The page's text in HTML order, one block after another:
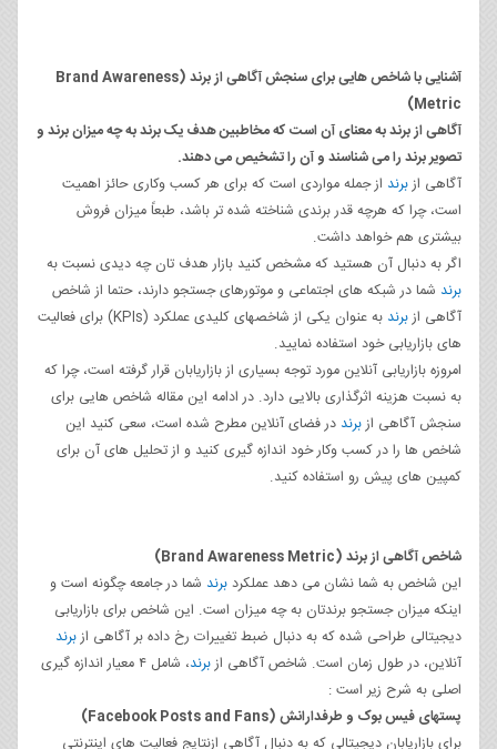
آشنایی با شاخص هایی برای سنجش آگاهی از برند (Brand Awareness
Metric)
آگاهی از برند به معنای آن است که مخاطبین هدف یک برند به چه میزان برند و
تصویر برند را می شناسند و آن را تشخیص می دهند.
آگاهی ازبرند از جمله مواردی است که برای هر کسب وکاری حائز اهمیت
است، چرا که هرچه قدر برندی شناخته شده تر باشد، طبعاً میزان فروش
بیشتری هم خواهد داشت.
اگر به دنبال آن هستید که مشخص کنید بازار هدف تان چه دیدی نسبت به
برند شما در شبکه های اجتماعی و موتورهای جستجو دارند، حتما از شاخص
آگاهی ازبرند
به عنوان یکی از شاخصهای کلیدی عملکرد (KPIs) برای فعالیت
های بازاریابی خود استفاده نمایید.
امروزه بازاریابی آنلاین مورد توجه بسیاری از بازاریابان قرار گرفته است، چرا که
به نسبت هزینه اثرگذاری بالایی دارد. در ادامه این مقاله شاخص هایی برای
سنجش آگاهی ازبرند در فضای آنلاین مطرح شده است، سعی کنید این
شاخص ها را در کسب وکار خود اندازه گیری کنید و از تحلیل های آن برای
کمپین های پیش رو استفاده کنید.
شاخص آگاهی از برند(Brand Awareness Metric)
این شاخص به شما نشان می دهد عملکردبرند شما در جامعه چگونه است و
اینکه میزان جستجو برندتان به چه میزان است. این شاخص برای بازاریابی
دیجیتالی طراحی شده که به دنبال ضبط تغییرات رخ داده بر آگاهی ازبرند
آنلاین، در طول زمان است. شاخص آگاهی ازبرند
، شامل ۴ معیار اندازه گیری
اصلی به شرح زیر است :
پستهای فیس بوک و طرفدارانش(Facebook Posts and Fans)